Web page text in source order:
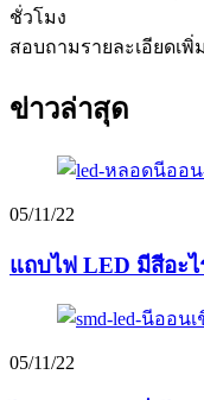
ชั่วโมง
สอบถามรายละเอียดเ
ข่าวล่าสุด
05/11/22
แถบไฟ LED มีสีอะไ
05/11/22